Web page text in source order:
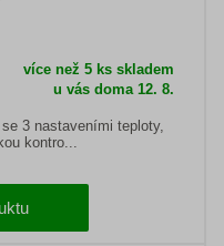
více než 5 ks skladem
u vás doma 12. 8.
3 nastaveními teploty,
kontro...